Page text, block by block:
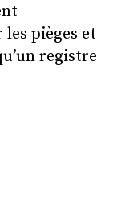
pièges et
registre